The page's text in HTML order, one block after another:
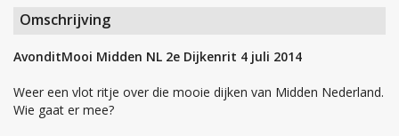
Omschrijving
AvonditMooi Midden NL 2e Dijkenrit 4 juli 2014
Weer een vlot ritje over die mooie dijken van Midden Nederland.
Wie gaat er mee?